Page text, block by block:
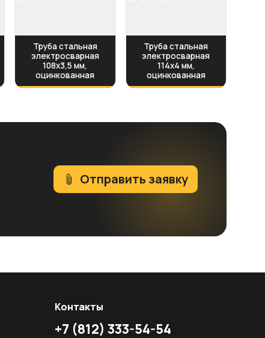
Труба стальная
электросварная
108x3,5 мм,
оцинкованная
Труба стальная
электросварная
114x4 мм,
оцинкованная
Отправить заявку
Контакты
+7 (812) 333-54-54